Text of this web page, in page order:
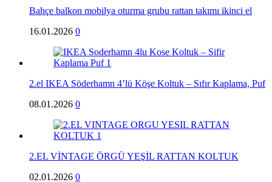
Bahçe balkon mobilya oturma grubu rattan takımı ikinci el
16.01.2026 0
2.el IKEA Söderhamn 4’lü Köşe Koltuk – Sıfır Kaplama, Puf
08.01.2026 0
2.EL VİNTAGE ÖRGÜ YEŞİL RATTAN KOLTUK
02.01.2026 0